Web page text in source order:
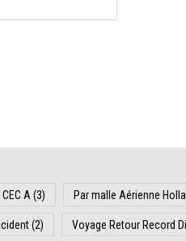
CEC A(3) Par malle Aérienne
(2) Voyage Retour Record